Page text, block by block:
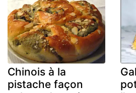
Chinois à la
pistache façon